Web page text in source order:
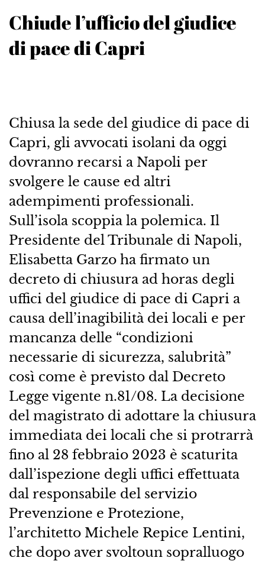
Chiude l’ufficio del giudice
di pace di Capri
Chiusa la sede del giudice di pace di
Capri, gli avvocati isolani da oggi
dovranno recarsi a Napoli per
svolgere le cause ed altri
adempimenti professionali.
Sull’isola scoppia la polemica. Il
Presidente del Tribunale di Napoli,
Elisabetta Garzo ha firmato un
decreto di chiusura ad horas degli
uffici del giudice di pace di Capri a
causa dell’inagibilità dei locali e per
mancanza delle “condizioni
necessarie di sicurezza, salubrità”
così come è previsto dal Decreto
Legge vigente n.81/08. La decisione
del magistrato di adottare la chiusura
immediata dei locali che si protrarrà
fino al 28 febbraio 2023 è scaturita
dall’ispezione degli uffici effettuata
dal responsabile del servizio
Prevenzione e Protezione,
l’architetto Michele Repice Lentini,
che dopo aver svoltoun sopralluogo